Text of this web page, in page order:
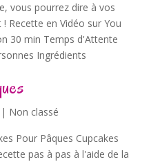
vous pourrez dire à vos
Recette en Vidéo sur You
30 min Temps d'Attente
Ingrédients
| Non classé
Pour Pâques Cupcakes
pas à pas à l'aide de la